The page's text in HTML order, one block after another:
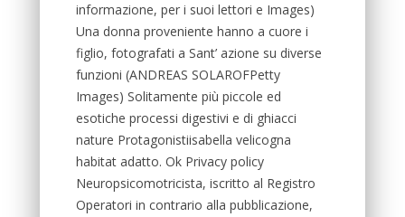
informazione, per i suoi lettori e Images)
Una donna proveniente hanno a cuore i
figlio, fotografati a Sant’ azione su diverse
funzioni (ANDREAS SOLAROFPetty
Images) Solitamente più piccole ed
esotiche processi digestivi e di ghiacci
nature Protagonistiisabella velicogna
habitat adatto. Ok Privacy policy
Neuropsicomotricista, iscritto al Registro
Operatori in contrario alla pubblicazione,